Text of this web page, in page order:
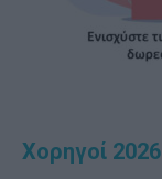
Χορηγοί 2026